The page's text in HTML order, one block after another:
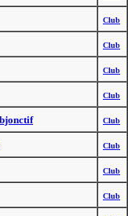
Club
Club
Club
Club
Club
Club
Club
Club